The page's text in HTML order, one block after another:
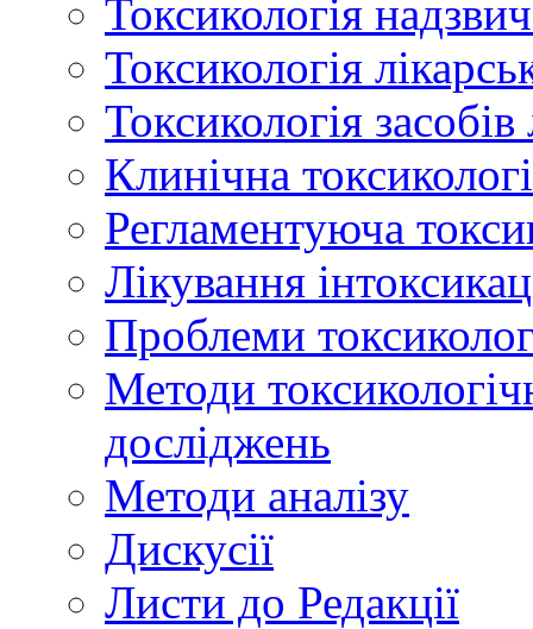
Токсикологія
Токсикологія
Токсикологія
Клинічна
Регламентуюча
Лікування
Проблеми
Методи
досліджень
Методи аналізу
Дискусії
Листи до Редакції